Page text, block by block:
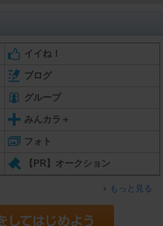
イイね！
ブログ
グループ
みんカラ＋
フォト
【PR】オークション
もっと見る